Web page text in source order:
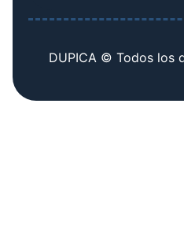
DUPICA © Todos los